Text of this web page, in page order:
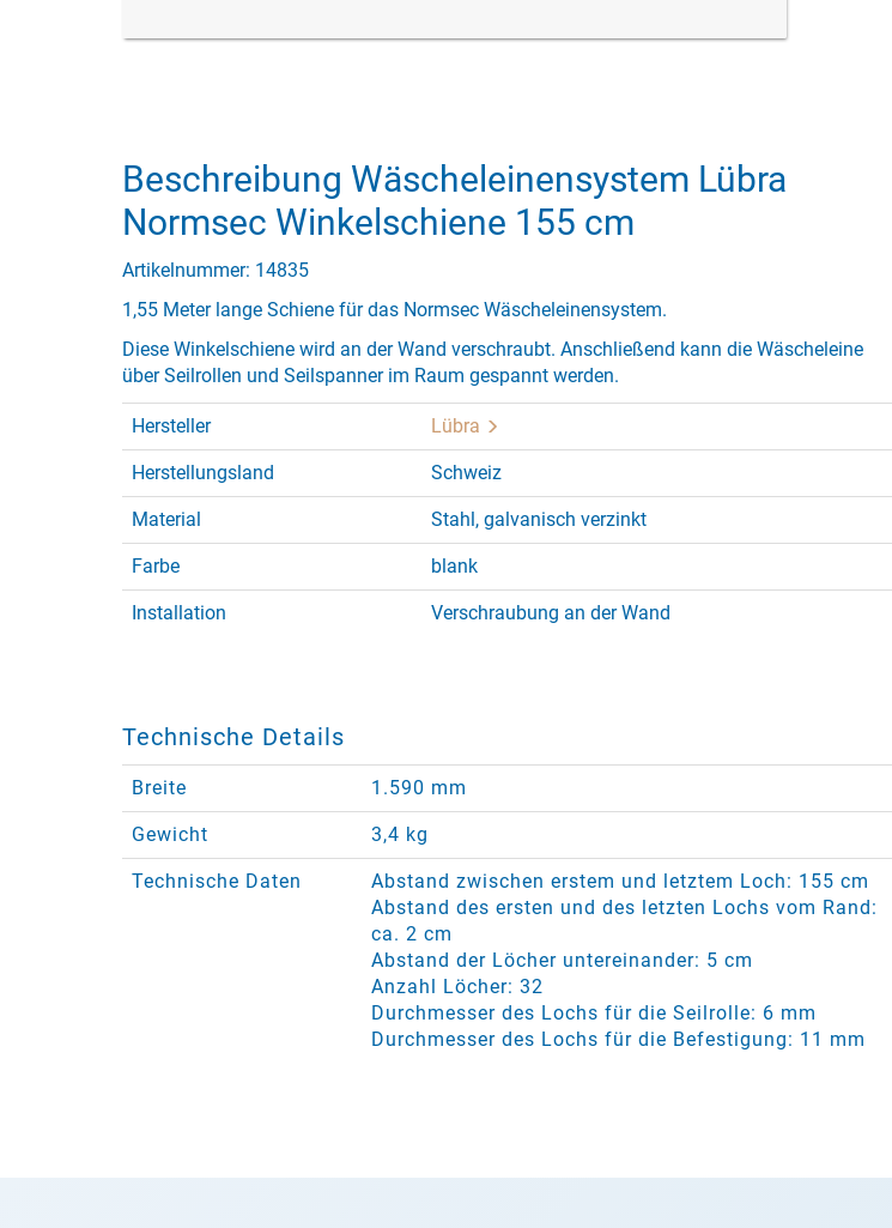
Beschreibung Wäscheleinensystem Lübra
Normsec Winkelschiene 155 cm
Artikelnummer: 14835
1,55 Meter lange Schiene für das Normsec Wäscheleinensystem.
Diese Winkelschiene wird an der Wand verschraubt. Anschließend kann die Wäscheleine
über Seilrollen und Seilspanner im Raum gespannt werden.
Hersteller Lübra
Herstellungsland Schweiz
Material Stahl, galvanisch verzinkt
Farbe blank
Installation Verschraubung an der Wand
Technische Details
Breite 1.590 mm
Gewicht 3,4 kg
Technische Daten
Abstand zwischen erstem und letztem Loch: 155 cm
Abstand des ersten und des letzten Lochs vom Rand:
ca. 2 cm
Abstand der Löcher untereinander: 5 cm
Anzahl Löcher: 32
Durchmesser des Lochs für die Seilrolle: 6 mm
Durchmesser des Lochs für die Befestigung: 11 mm